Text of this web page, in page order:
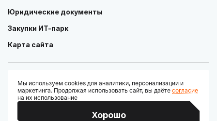
Юридические документы
Закупки ИТ-парк
Карта сайта
© ГАУ "Технопарк в сфере высоких технологий «ИТ-парк»"
Разработано:
Мы используем cookies для аналитики, персонализации и
маркетинга. Продолжая использовать сайт, вы даёте согласие
на их использование
Хорошо